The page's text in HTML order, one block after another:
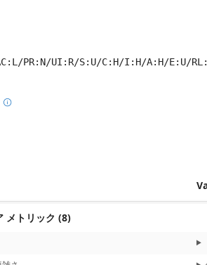
PR:N/UI:R/S:U/C:H/I:H/A:H/E:U/
Base score metrics: 7.8 / Temporal score
メトリック (8)